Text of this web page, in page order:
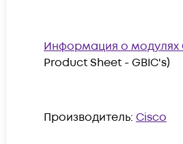
Информация о модулях
Product Sheet - GBIC's)
Производитель: Cisco